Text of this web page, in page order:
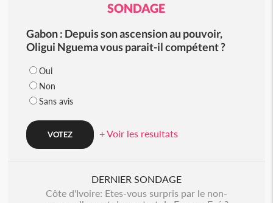
SONDAGE
Gabon : Depuis son ascension au pouvoir,
Oligui Nguema vous parait-il compétent ?
Oui
Non
Sans avis
+ Voir les resultats
DERNIER SONDAGE
Côte d'Ivoire: Etes-vous surpris par le non-